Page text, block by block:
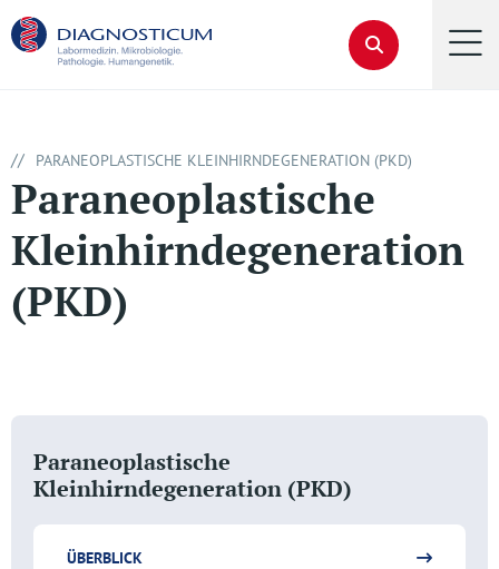
Paraneoplastische
Kleinhirndegeneration (PKD)
ÜBERBLICK
// PARANEOPLASTISCHE KLEINHIRNDEGENERATION (PKD)
Paraneoplastische
Kleinhirndegeneration
(PKD)